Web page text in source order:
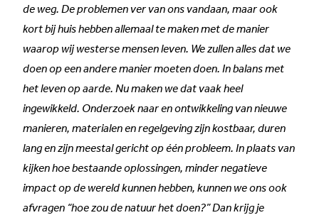
de weg. De problemen ver van ons vandaan, maar ook
kort bij huis hebben allemaal te maken met de manier
waarop wij westerse mensen leven. We zullen alles dat we
doen op een andere manier moeten doen. In balans met
het leven op aarde. Nu maken we dat vaak heel
ingewikkeld. Onderzoek naar en ontwikkeling van nieuwe
manieren, materialen en regelgeving zijn kostbaar, duren
lang en zijn meestal gericht op één probleem. In plaats van
kijken hoe bestaande oplossingen, minder negatieve
impact op de wereld kunnen hebben, kunnen we ons ook
afvragen “hoe zou de natuur het doen?” Dan krijg je